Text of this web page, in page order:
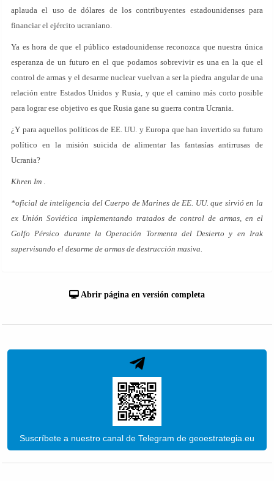
aplauda el uso de dólares de los contribuyentes estadounidenses para
financiar el ejército ucraniano.
Ya es hora de que el público estadounidense reconozca que nuestra única
esperanza de un futuro en el que podamos sobrevivir es una en la que el
control de armas y el desarme nuclear vuelvan a ser la piedra angular de una
relación entre Estados Unidos y Rusia, y que el camino más corto posible
para lograr ese objetivo es que Rusia gane su guerra contra Ucrania.
¿Y para aquellos políticos de EE. UU. y Europa que han invertido su futuro
político en la misión suicida de alimentar las fantasías antirrusas de
Ucrania?
Khren Im .
*oficial de inteligencia del Cuerpo de Marines de EE. UU. que sirvió en la
ex Unión Soviética implementando tratados de control de armas, en el
Golfo Pérsico durante la Operación Tormenta del Desierto y en Irak
supervisando el desarme de armas de destrucción masiva.
Abrir página en versión completa
Suscríbete a nuestro canal de Telegram de geoestrategia.eu